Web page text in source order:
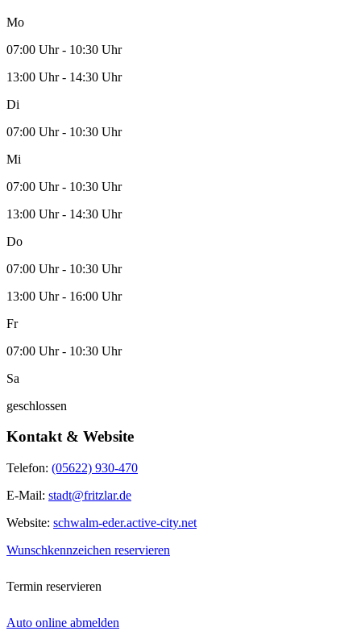
Mo
07:00 Uhr - 10:30 Uhr
13:00 Uhr - 14:30 Uhr
Di
07:00 Uhr - 10:30 Uhr
Mi
07:00 Uhr - 10:30 Uhr
13:00 Uhr - 14:30 Uhr
Do
07:00 Uhr - 10:30 Uhr
13:00 Uhr - 16:00 Uhr
Fr
07:00 Uhr - 10:30 Uhr
Sa
geschlossen
Kontakt & Website
Telefon: (05622) 930-470
E-Mail: stadt@fritzlar.de
Website: schwalm-eder.active-city.net
Wunschkennzeichen reservieren
Termin reservieren
Auto online abmelden